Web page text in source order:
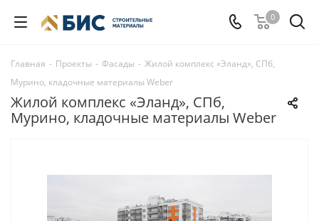
0
Главная - Проекты - Фасады - Жилой комплекс «Эланд», СПб,
Мурино, кладочные материалы Weber
Жилой комплекс «Эланд», СПб,
Мурино, кладочные материалы Weber